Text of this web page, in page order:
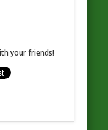
your friends!